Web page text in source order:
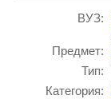
ВУЗ:
Предмет:
Тип:
Категория: